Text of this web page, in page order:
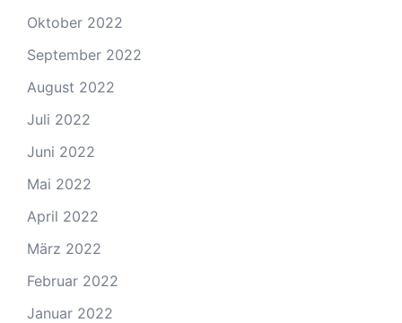
Oktober 2022
September 2022
August 2022
Juli 2022
Juni 2022
Mai 2022
April 2022
März 2022
Februar 2022
Januar 2022